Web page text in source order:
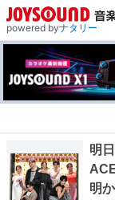
powered byナタリー
明
明